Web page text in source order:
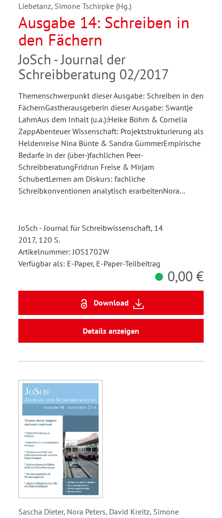
Liebetanz, Simone Tschirpke (Hg.)
Ausgabe 14: Schreiben in
den Fächern
JoSch - Journal der
Schreibberatung 02/2017
Themenschwerpunkt dieser Ausgabe: Schreiben in den
FächernGastherausgeberin dieser Ausgabe: Swantje
LahmAus dem Inhalt (u.a.):Heike Böhm & Cornelia
ZappAbenteuer Wissenschaft: Projektstrukturierung als
Heldenreise Nina Bünte & Sandra GümmerEmpirische
Bedarfe in der (über-)fachlichen Peer-
SchreibberatungFridrun Freise & Mirjam
SchubertLernen am Diskurs: fachliche
Schreibkonventionen analytisch erarbeitenNora…
JoSch - Journal für Schreibwissenschaft, 14
2017, 120 S.
Artikelnummer: JOS1702W
Verfügbar als: E-Paper, E-Paper-Teilbeitrag
0,00 €
Download
Details anzeigen
Sascha Dieter, Nora Peters, David Kreitz, Simone